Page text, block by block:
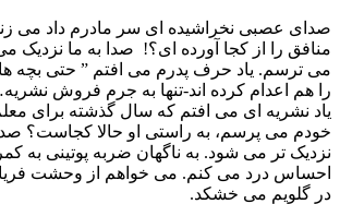
صدای عصبی نخراشیده ای سر مادرم داد می
منافق را از کجا آورده ای؟! صدا به ما نزدیک
می ترسم. یاد حرف پدرم می افتم ” حتی بچه
را هم اعدام کرده اند-تنها به جرم فروش
یاد نشریه ای می افتم که سال گذشته برای
خودم می پرسم، به راستی او حالا کجاست؟
نزدیک تر می شود. به ناگهان ضربه پوتینی به
احساس درد می کنم. می خواهم از وحشت فریاد
در گلویم می خشکد.